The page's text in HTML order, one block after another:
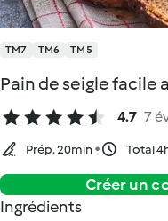
TM7 TM6 TM5
Pain de seigle facile
4.7 7
Prép. 20min Total
Créer un
Ingrédients